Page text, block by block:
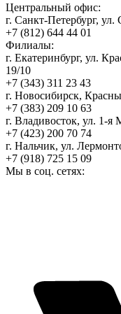
Центральный офис:
г. Санкт-Петербург, ул.
+7 (812) 644 44 01
Филиалы:
г. Екатеринбург, ул.
19/10
+7 (343) 311 23 43
г. Новосибирск,
+7 (383) 209 10 63
г. Владивосток, ул. 1-я
+7 (423) 200 70 74
г. Нальчик, ул.
+7 (918) 725 15 09
Мы в соц. сетях: